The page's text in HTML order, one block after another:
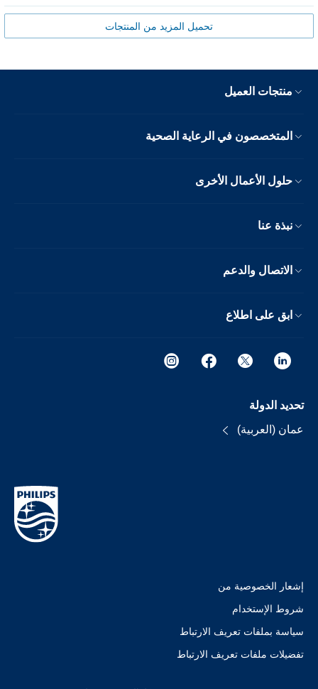
تحميل المزيد من المنتجات
منتجات العميل
المتخصصون في الرعاية الصحية
حلول الأعمال الأخرى
نبذة عنا
الاتصال والدعم
ابق على اطلاع
تحديد الدولة
عمان (العربية)
إشعار الخصوصية من
شروط الإستخدام
سياسة بملفات تعريف الارتباط
تفضيلات ملفات تعريف الارتباط